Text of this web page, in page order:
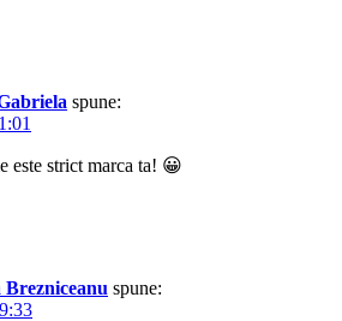
spune:
este strict marca ta! 😀
Brezniceanu spune: